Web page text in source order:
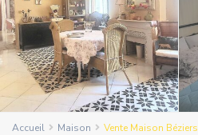
Accueil Maison Vente Maison Béziers